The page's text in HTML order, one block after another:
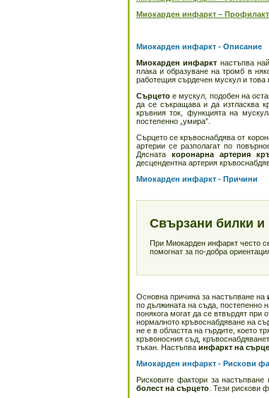
Миокарден инфаркт –
Миокарден инфаркт - Описание
Миокарден инфаркт настъпва
плака и образуване на тромб в
работещия сърдечен мускул и това
Сърцетое мускул, подобен на
да се съкращава и да изтласква
кръвния ток, функцията на
постепенно „умира”.
Сърцето се кръвоснабдява от
артерии се разполагат по
Дясната коронарна артерия
десцендентна артерия
Миокарден инфаркт - Причини
Свързани билки и
При Миокарден инфаркт често
помогнат за по-добра
Основна причина за настъпване на
по дължината на съда, постепенно
понякога могат да се втвърдят при
нормалното кръвоснабдяване на
не е в областта на гърдите, което
кръвоносния съд,
тъкан. Настъпва инфаркт на
Миокарден инфаркт - Рискови
Рисковите фактори за настъпване
болест на сърцето . Тези рискови